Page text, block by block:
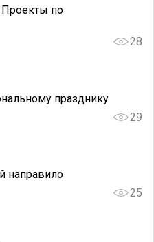
Проекты по
28
празднику
29
направило
25